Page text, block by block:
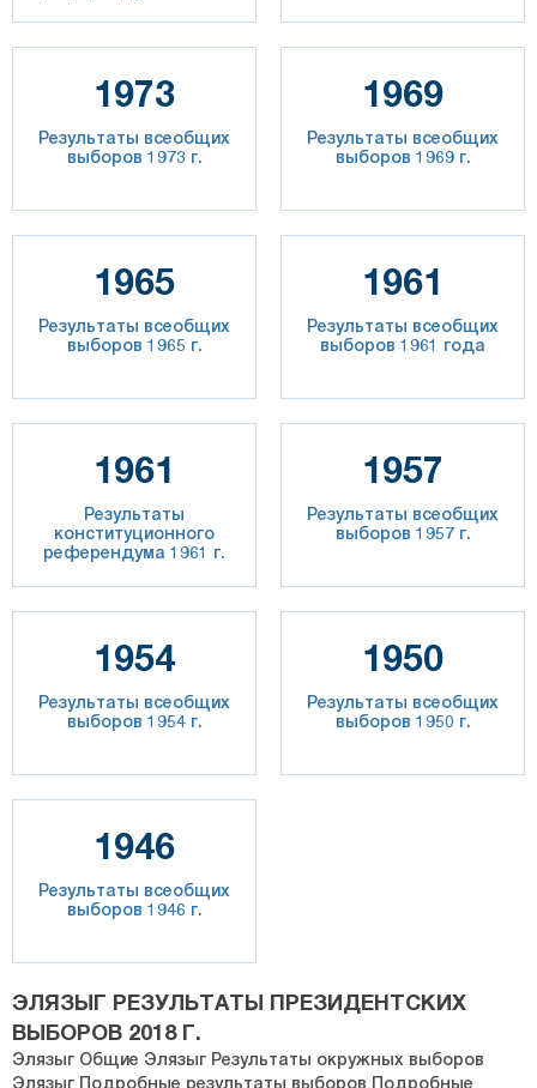
1973
Результаты всеобщих
выборов 1973 г.
1969
Результаты всеобщих
выборов 1969 г.
1965
Результаты всеобщих
выборов 1965 г.
1961
Результаты всеобщих
выборов 1961 года
1961
Результаты
конституционного
референдума 1961 г.
1957
Результаты всеобщих
выборов 1957 г.
1954
Результаты всеобщих
выборов 1954 г.
1950
Результаты всеобщих
выборов 1950 г.
1946
Результаты всеобщих
выборов 1946 г.
ЭЛЯЗЫГ РЕЗУЛЬТАТЫ ПРЕЗИДЕНТСКИХ
ВЫБОРОВ 2018 Г.
Элязыг Общие Элязыг Результаты окружных выборов
Элязыг Подробные результаты выборов Подробные